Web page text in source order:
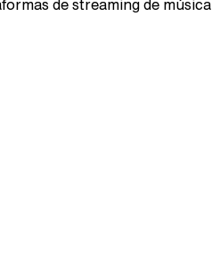
de streaming de música.